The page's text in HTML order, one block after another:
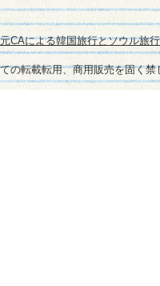
CAによる韓国旅行とソウル旅
の転載転用、商用販売を固く禁